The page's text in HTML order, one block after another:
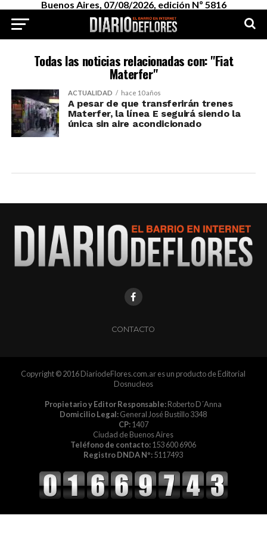
Buenos Aires, 07/08/2026, edición Nº 5816
Todas las noticias relacionadas con: "Fiat
Materfer"
ACTUALIDAD hace 10 años
A pesar de que transferirán trenes
Materfer, la línea E seguirá siendo la
única sin aire acondicionado
CONTACTO
Copyright © 2016 DiariodeFlores.com.ar es un producto de Editorial
Dosnucleos
Propietario y Editor Responsable:Roberto D´Anna
Domicilio Legal:General José Bustillo 3348
CP:1407
Ciudad de Buenos Aires
Teléfono de contacto:153 600 6906
Registro DNDA Nº:5117493